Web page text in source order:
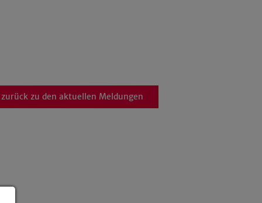
zurück zu den aktuellen Meldungen